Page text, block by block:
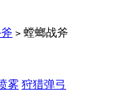
> 螳螂战斧
雾 狩猎弹弓